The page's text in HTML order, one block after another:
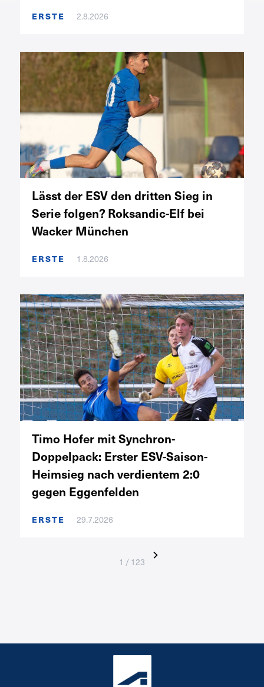
ERSTE 2.8.2026
Lässt der ESV den dritten Sieg in
Serie folgen? Roksandic-Elf bei
Wacker München
ERSTE 1.8.2026
Timo Hofer mit Synchron-
Doppelpack: Erster ESV-Saison-
Heimsieg nach verdientem 2:0
gegen Eggenfelden
ERSTE 29.7.2026
1 / 123